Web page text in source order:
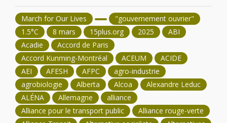
March for Our Lives
"gouvernement ouvrier"
1.5°C
8 mars 15plus.org 2025
ABI
Acadie
Accord de Paris
Accord Kunming-Montréal
ACEUM
ACIDE
AEI
AFESH AFPC
agro-industrie
agrobiologie
Alberta Alcoa
Alexandre Leduc
ALÉNA
Allemagne
alliance
Alliance pour le transport public
Alliance rouge-verte